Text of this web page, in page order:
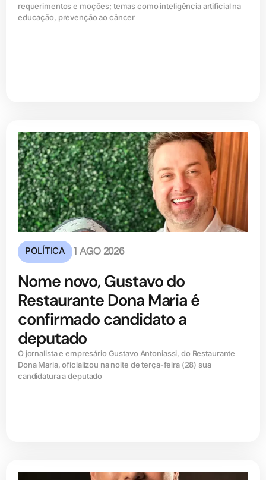
requerimentos e moções; temas como inteligência artificial na
educação, prevenção ao câncer
POLÍTICA 1 AGO 2026
Nome novo, Gustavo do
Restaurante Dona Maria é
confirmado candidato a
deputado
O jornalista e empresário Gustavo Antoniassi, do Restaurante
Dona Maria, oficializou na noite de terça-feira (28) sua
candidatura a deputado